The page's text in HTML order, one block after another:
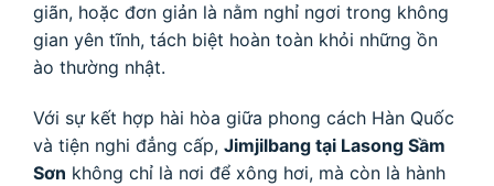
giãn, hoặc đơn giản là nằm nghỉ ngơi trong không
gian yên tĩnh, tách biệt hoàn toàn khỏi những ồn
ào thường nhật.
Với sự kết hợp hài hòa giữa phong cách Hàn Quốc
và tiện nghi đẳng cấp, Jimjilbang tại Lasong Sầm
Sơn không chỉ là nơi để xông hơi, mà còn là hành